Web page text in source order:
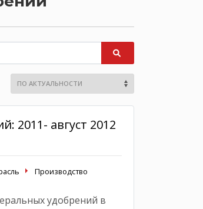
2011- август 2012
Производство
удобрений в